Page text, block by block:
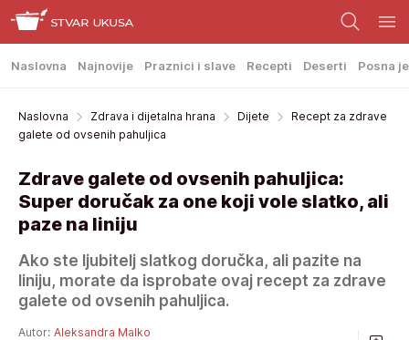
Naslovna Najnovije Praznici i slave Recepti Deserti Posna
Naslovna Zdrava i dijetalna hrana Dijete
Recept za zdrave
galete od ovsenih pahuljica
Zdrave galete od ovsenih pahuljica:
Super doručak za one koji vole slatko, ali
paze na liniju
Ako ste ljubitelj slatkog doručka, ali pazite na
liniju, morate da isprobate ovaj recept za zdrave
galete od ovsenih pahuljica.
Autor: Aleksandra Malko